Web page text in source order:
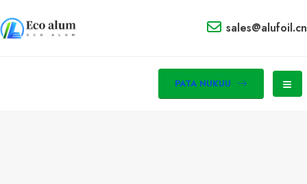
sales@alufoil.cn
PATA NUKUU